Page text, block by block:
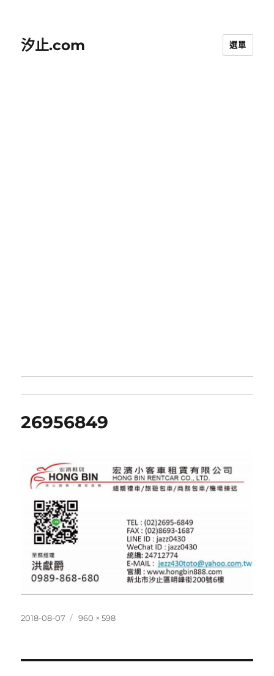
汐止.com 選單
26956849
發
2018-08-07
完
960 × 598